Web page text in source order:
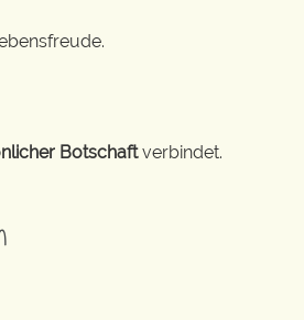
Botschaftverbindet.